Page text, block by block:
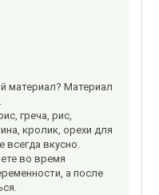
материал? Материал
греча, рис,
кролик, орехи для
всегда вкусно.
во время
а после